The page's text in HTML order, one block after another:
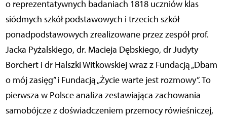
o reprezentatywnych badaniach 1818 uczniów klas
siódmych szkół podstawowych i trzecich szkół
ponadpodstawowych zrealizowane przez zespół prof.
Jacka Pyżalskiego, dr. Macieja Dębskiego, dr Judyty
Borchert i dr Halszki Witkowskiej wraz z Fundacją „Dbam
o mój zasięg” i Fundacją „Życie warte jest rozmowy”. To
pierwsza w Polsce analiza zestawiająca zachowania
samobójcze z doświadczeniem przemocy rówieśniczej,